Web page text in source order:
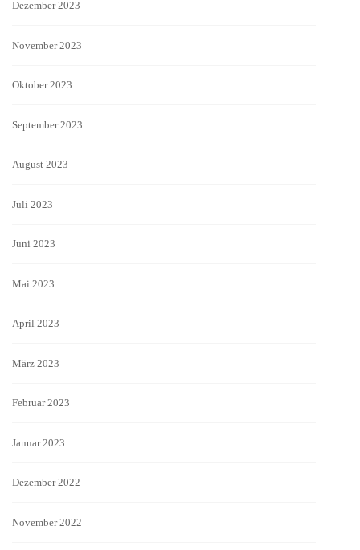
Dezember 2023
November 2023
Oktober 2023
September 2023
August 2023
Juli 2023
Juni 2023
Mai 2023
April 2023
März 2023
Februar 2023
Januar 2023
Dezember 2022
November 2022